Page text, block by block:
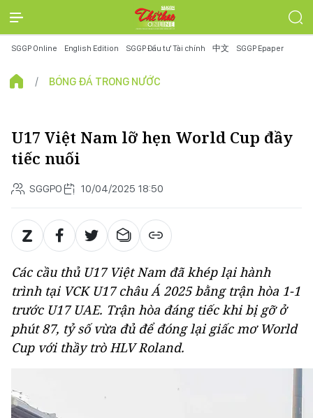
SGGP Online English Edition SGGP Đầu tư Tài chính 中文 SGGP Epaper
BÓNG ĐÁ TRONG NƯỚC
U17 Việt Nam lỡ hẹn World Cup đầy
tiếc nuối
SGGPO 10/04/2025 18:50
Các cầu thủ U17 Việt Nam đã khép lại hành
trình tại VCK U17 châu Á 2025 bằng trận hòa 1-1
trước U17 UAE. Trận hòa đáng tiếc khi bị gỡ ở
phút 87, tỷ số vừa đủ để đóng lại giấc mơ World
Cup với thầy trò HLV Roland.